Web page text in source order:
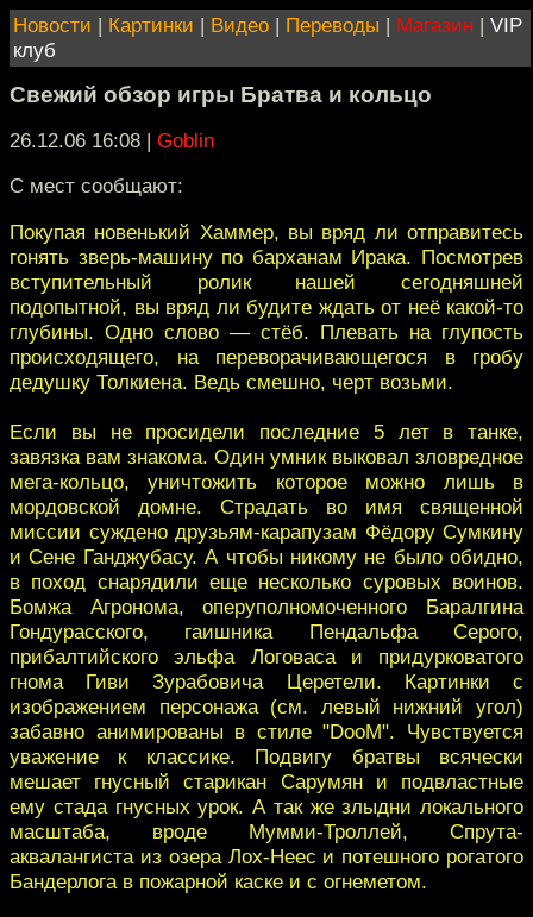
Новости | Картинки | Видео | Переводы | Магазин | VIP
клуб
Свежий обзор игры Братва и кольцо
26.12.06 16:08 | Goblin
С мест сообщают:
Покупая новенький Хаммер, вы вряд ли отправитесь
гонять зверь-машину по барханам Ирака. Посмотрев
вступительный ролик нашей сегодняшней
подопытной, вы вряд ли будите ждать от неё какой-то
глубины. Одно слово — стёб. Плевать на глупость
происходящего, на переворачивающегося в гробу
дедушку Толкиена. Ведь смешно, черт возьми.
Если вы не просидели последние 5 лет в танке,
завязка вам знакома. Один умник выковал зловредное
мега-кольцо, уничтожить которое можно лишь в
мордовской домне. Страдать во имя священной
миссии суждено друзьям-карапузам Фёдору Сумкину
и Сене Ганджубасу. А чтобы никому не было обидно,
в поход снарядили еще несколько суровых воинов.
Бомжа Агронома, оперуполномоченного Баралгина
Гондурасского, гаишника Пендальфа Серого,
прибалтийского эльфа Логоваса и придурковатого
гнома Гиви Зурабовича Церетели. Картинки с
изображением персонажа (см. левый нижний угол)
забавно анимированы в стиле "DooM". Чувствуется
уважение к классике. Подвигу братвы всячески
мешает гнусный старикан Сарумян и подвластные
ему стада гнусных урок. А так же злыдни локального
масштаба, вроде Мумми-Троллей, Спрута-
аквалангиста из озера Лох-Неес и потешного рогатого
Бандерлога в пожарной каске и с огнеметом.